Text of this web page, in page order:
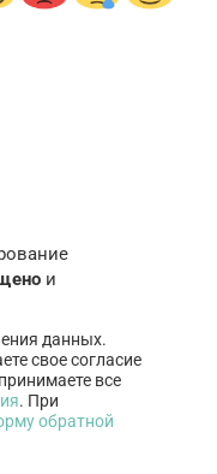
и
данных.
свое согласие
все
. При
обратной